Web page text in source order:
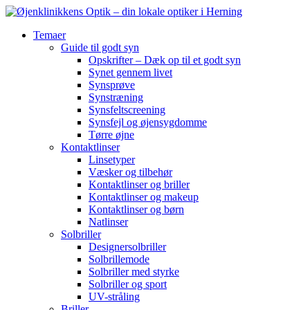
Temaer
Guide til godt syn
Opskrifter – Dæk op til et godt syn
Synet gennem livet
Synsprøve
Synstræning
Synsfeltscreening
Synsfejl og øjensygdomme
Tørre øjne
Kontaktlinser
Linsetyper
Væsker og tilbehør
Kontaktlinser og briller
Kontaktlinser og makeup
Kontaktlinser og børn
Natlinser
Solbriller
Designersolbriller
Solbrillemode
Solbriller med styrke
Solbriller og sport
UV-stråling